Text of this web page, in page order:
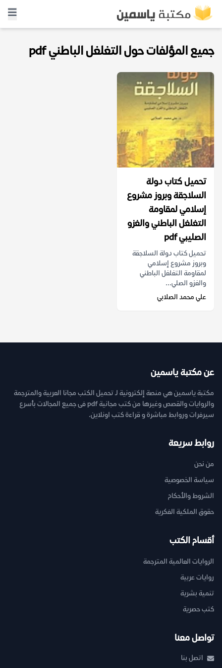
جميع المؤلفات حول التغلغل الباطني pdf
تحميل كتاب دولة
السلاجقة وبروز مشروع
إسلامي لمقاومة
التغلغل الباطني والغزو
الصليبي pdf
تحميل كتاب دولة السلاجقة
وبروز مشروع إسلامي
لمقاومة التغلغل الباطني
والغزو الصلي...
علي محمد الصلابي
عن مكتبة ياسمين
مكتبة ياسمين هي منصة إلكترونية لـ تحميل الكتب مجانا العربية والمترجمة
والروايات والقصص وغيرها من كتب مجانية pdf فى جميع المجالات بأسرع
سيرفرات وروابط مباشرة و قراءة كتب اونلاين.
روابط سريعة
من نحن
سياسة الخصوصية
الشروط والأحكام
حقوق الملكية الفكرية
أقسام الكتب
الروايات العالمية المترجمة
روايات عربية
تنمية بشرية
كتب حصرية
تواصل معنا
اتصل بنا